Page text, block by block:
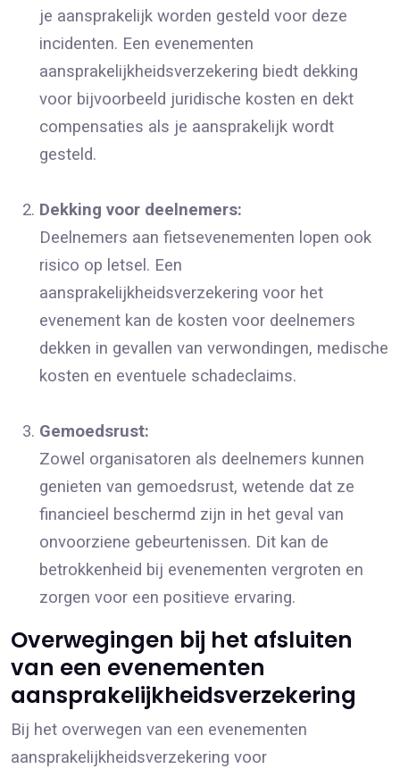
je aansprakelijk worden gesteld voor deze
incidenten. Een evenementen
aansprakelijkheidsverzekering biedt dekking
voor bijvoorbeeld juridische kosten en dekt
compensaties als je aansprakelijk wordt
gesteld.
Dekking voor deelnemers:
Deelnemers aan fietsevenementen lopen ook
risico op letsel. Een
aansprakelijkheidsverzekering voor het
evenement kan de kosten voor deelnemers
dekken in gevallen van verwondingen, medische
kosten en eventuele schadeclaims.
Gemoedsrust:
Zowel organisatoren als deelnemers kunnen
genieten van gemoedsrust, wetende dat ze
financieel beschermd zijn in het geval van
onvoorziene gebeurtenissen. Dit kan de
betrokkenheid bij evenementen vergroten en
zorgen voor een positieve ervaring.
Overwegingen bij het afsluiten
van een evenementen
aansprakelijkheidsverzekering
Bij het overwegen van een evenementen
aansprakelijkheidsverzekering voor